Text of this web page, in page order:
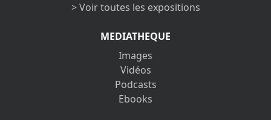
> Voir toutes les expositions
MEDIATHEQUE
Images
Vidéos
Podcasts
Ebooks